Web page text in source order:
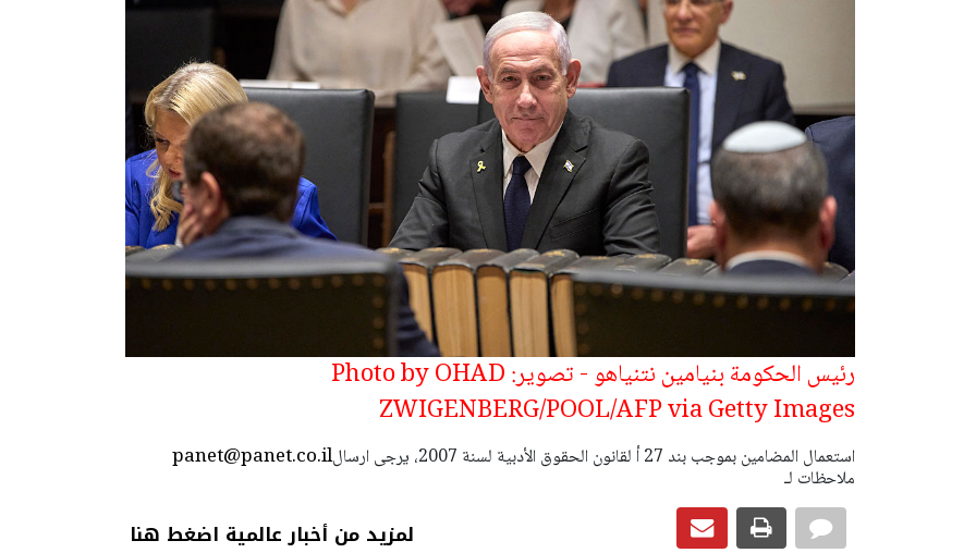
رئيس الحكومة بنيامين نتنياهو - تصوير: Photo by OHAD
ZWIGENBERG/POOL/AFP via Getty Images
panet@panet.co.ilاستعمال المضامين بموجب بند 27 أ لقانون الحقوق الأدبية لسنة 2007، يرجى ارسال
ملاحظات لـ
لمزيد من أخبار عالمية اضغط هنا